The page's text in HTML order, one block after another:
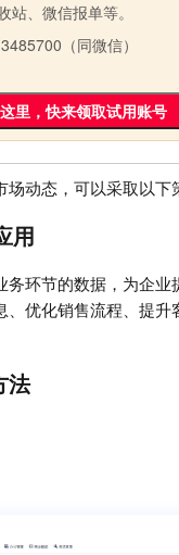
、微信报单等。
（同微信）
里，快来领取试用账号
动态，可以采取以下
用
环节的数据，为企
优化销售流程、提
法